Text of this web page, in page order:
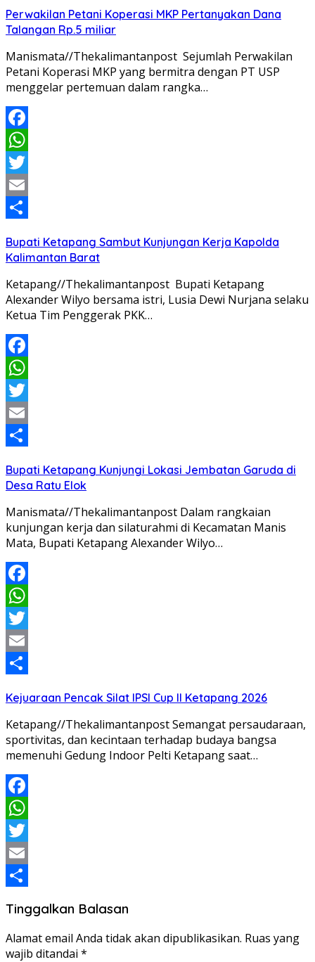
Perwakilan Petani Koperasi MKP Pertanyakan Dana
Talangan Rp.5 miliar
Manismata//Thekalimantanpost Sejumlah Perwakilan
Petani Koperasi MKP yang bermitra dengan PT USP
menggelar pertemuan dalam rangka…
Facebook
WhatsApp
Twitter
Email
Bupati Ketapang Sambut Kunjungan Kerja Kapolda
Kalimantan Barat
Ketapang//Thekalimantanpost Bupati Ketapang
Alexander Wilyo bersama istri, Lusia Dewi Nurjana selaku
Ketua Tim Penggerak PKK…
Facebook
WhatsApp
Twitter
Email
Bupati Ketapang Kunjungi Lokasi Jembatan Garuda di
Desa Ratu Elok
Manismata//Thekalimantanpost Dalam rangkaian
kunjungan kerja dan silaturahmi di Kecamatan Manis
Mata, Bupati Ketapang Alexander Wilyo…
Facebook
WhatsApp
Twitter
Email
Kejuaraan Pencak Silat IPSI Cup II Ketapang 2026
Ketapang//Thekalimantanpost Semangat persaudaraan,
sportivitas, dan kecintaan terhadap budaya bangsa
memenuhi Gedung Indoor Pelti Ketapang saat…
Facebook
WhatsApp
Twitter
Email
Tinggalkan Balasan
Alamat email Anda tidak akan dipublikasikan. Ruas yang
wajib ditandai *